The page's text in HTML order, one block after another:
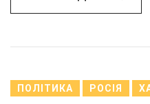
ПОЛІТИКА РОСІЯ